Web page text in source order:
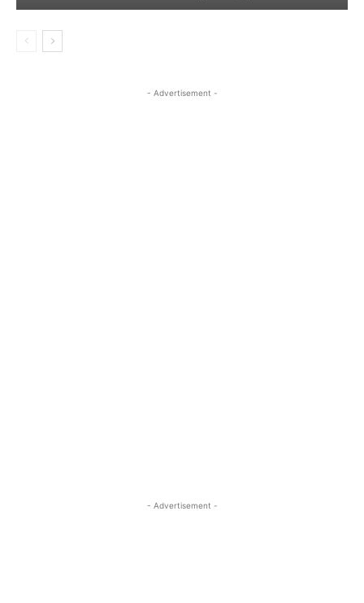
- Advertisement -
- Advertisement -